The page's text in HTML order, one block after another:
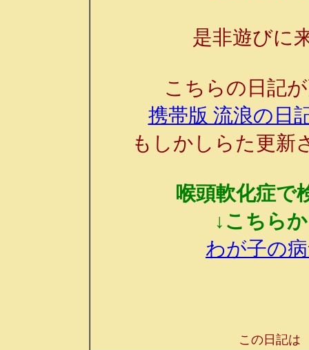
是非遊びに
こちらの日記
携帯版 流浪の日
もしかしらた更新
喉頭軟化症で
↓こちら
わが子の
この日記は